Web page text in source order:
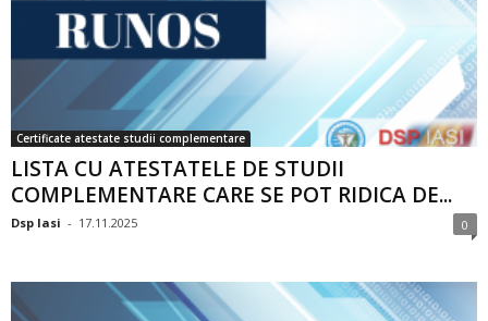
Certificate atestate studii complementare
LISTA CU ATESTATELE DE STUDII
COMPLEMENTARE CARE SE POT RIDICA DE...
Dsp Iasi - 17.11.2025 0